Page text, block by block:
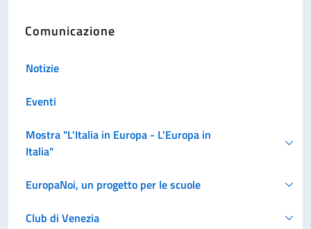
Comunicazione
Notizie
Eventi
Mostra "L'Italia in Europa - L'Europa in
Italia"
EuropaNoi, un progetto per le scuole
Club di Venezia